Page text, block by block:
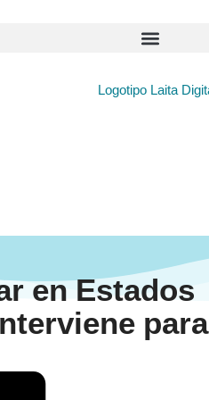
en Estados
para